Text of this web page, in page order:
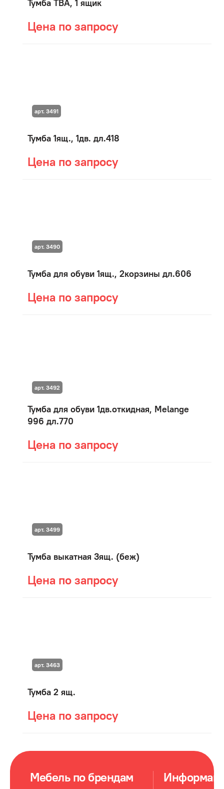
Тумба ТВА, 1 ящик
Цена по запросу
Тумба 1ящ., 1дв. дл.418
Цена по запросу
арт. 3491
Тумба для обуви 1ящ., 2корзины дл.606
Цена по запросу
арт. 3490
Тумба для обуви 1дв.откидная, Мelange
996 дл.770
Цена по запросу
арт. 3492
Тумба выкатная 3ящ. (беж)
Цена по запросу
арт. 3499
Тумба 2 ящ.
Цена по запросу
арт. 3463
Мебель по брендам